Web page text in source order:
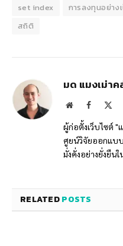
set index การลงทุนอย่าง
สถิติ
มด แมงเม่าค
WebsiteFacebook
ผู้ก่อตั้งเว็บไซต์ "
ศูยน์วิจัยออกแบ
มั่งคั่งอย่างยั่งยืน
RELATEDPOSTS